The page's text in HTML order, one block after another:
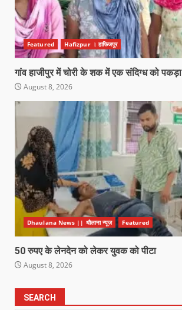
Featured Hafizpur । हाफिजपुर
गांव हाजीपुर में चोरी के शक में एक संदिग्ध को पकड़ा
August 8, 2026
Dhaulana News || धौलाना न्यूज़ Featured
50 रुपए के लेनदेन को लेकर युवक को पीटा
August 8, 2026
SEARCH